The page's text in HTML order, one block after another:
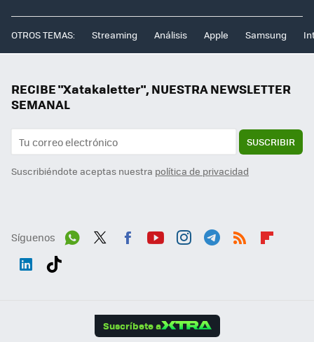
OTROS TEMAS: Streaming Análisis Apple Samsung
RECIBE "Xatakaletter", NUESTRA NEWSLETTER
SEMANAL
SUSCRIBIR
Suscribiéndote aceptas nuestra política de privacidad
Síguenos
Suscríbete a